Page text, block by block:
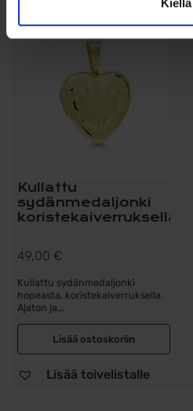
Kullattu
sydänmedaljonki
koristekaiverruksella
49,00 €
Kullattu sydänmedaljonki
hopeasta, koristekaiverruksella.
Ajaton ja...
Lisää ostoskoriin
Lisää toivelistalle